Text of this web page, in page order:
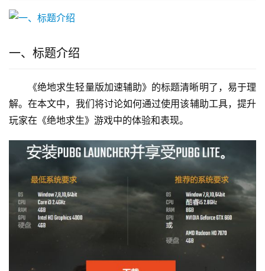
一、标题介绍
《绝地求生轻量版加速辅助》的标题清晰明了，易于理
解。在本文中，我们将讨论如何通过使用该辅助工具，提升
玩家在《绝地求生》游戏中的体验和表现。